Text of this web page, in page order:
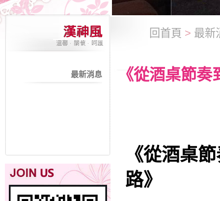
最新消息
回首頁 > 最新
《從酒桌節
《從酒桌
路》